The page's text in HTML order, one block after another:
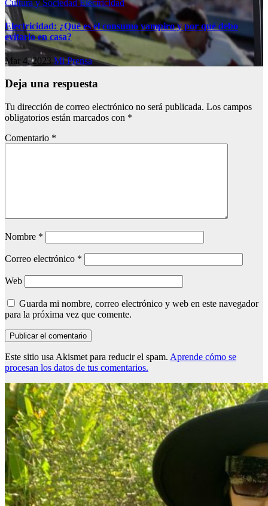
Cultura y SociedadElectricidad
Electricidad: ¿Qué es el consumo vampiro y por qué debo
evitarlo en casa?
Mar 4, 2023 Mi Prensa
Deja una respuesta
Tu dirección de correo electrónico no será publicada. Los campos
obligatorios están marcados con *
Comentario *
Nombre *
Correo electrónico *
Web
Guarda mi nombre, correo electrónico y web en este navegador
para la próxima vez que comente.
Este sitio usa Akismet para reducir el spam. Aprende cómo se
procesan los datos de tus comentarios.